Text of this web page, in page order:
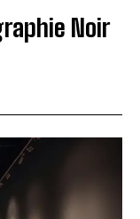
Noir